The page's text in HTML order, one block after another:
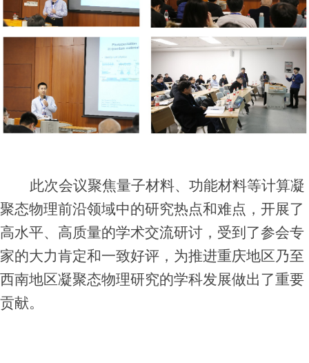
此次会议聚焦量子材料、功能材料等计算凝
聚态物理前沿领域中的研究热点和难点，开展了
高水平、高质量的学术交流研讨，受到了参会专
家的大力肯定和一致好评，为推进重庆地区乃至
西南地区凝聚态物理研究的学科发展做出了重要
贡献。